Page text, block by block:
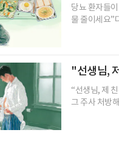
당뇨 환자들
물 줄이세요”
"선생님,
“선생님, 제
그 주사 처방